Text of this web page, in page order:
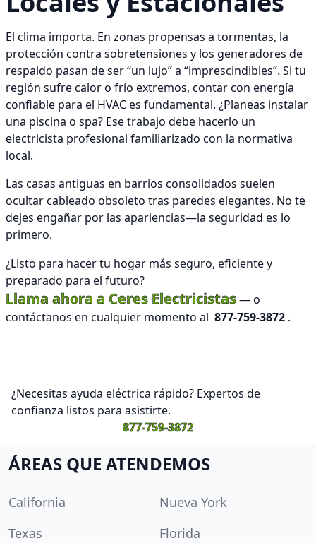
El clima importa. En zonas propensas a tormentas, la
protección contra sobretensiones y los generadores de
respaldo pasan de ser “un lujo” a “imprescindibles”. Si tu
región sufre calor o frío extremos, contar con energía
confiable para el HVAC es fundamental. ¿Planeas instalar
una piscina o spa? Ese trabajo debe hacerlo un
electricista profesional familiarizado con la normativa
local.
Las casas antiguas en barrios consolidados suelen
ocultar cableado obsoleto tras paredes elegantes. No te
dejes engañar por las apariencias—la seguridad es lo
primero.
¿Listo para hacer tu hogar más seguro, eficiente y
preparado para el futuro?
Llama ahora a Ceres Electricistas— o
contáctanos en cualquier momento al 877-759-3872 .
¿Necesitas ayuda eléctrica rápido? Expertos de
confianza listos para asistirte.
877-759-3872
ÁREAS QUE ATENDEMOS
California
Nueva York
Texas
Florida